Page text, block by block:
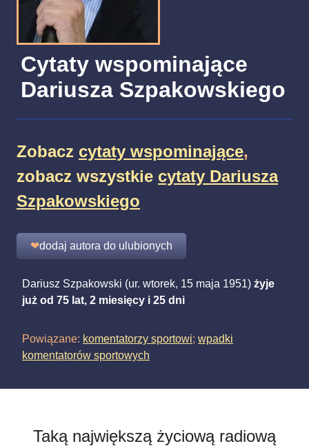
Cytaty wspominające
Dariusza Szpakowskiego
Zobacz cytaty wspominające,
zobacz wszystkie cytaty Dariusza
Szpakowskiego
❤dodaj autora do ulubionych
Dariusz Szpakowski (ur. wtorek, 15 maja 1951) żyje
już od 75 lat, 2 miesięcy i 25 dni
Powiązane: komentatorzy sportowi; wpadki
komentatorów sportowych
Taką największą życiową radiową